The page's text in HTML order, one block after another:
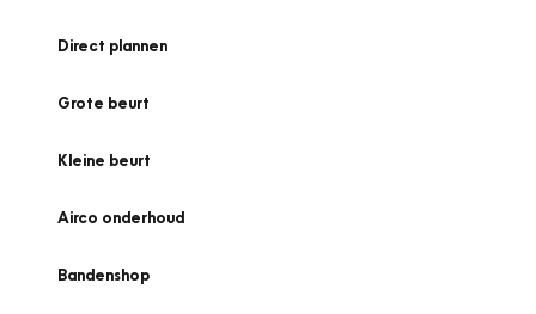
Direct plannen
Grote beurt
Kleine beurt
Airco onderhoud
Bandenshop